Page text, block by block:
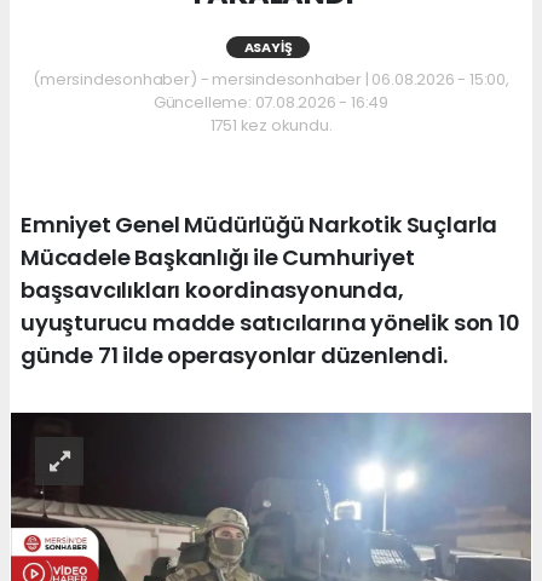
ASAYIŞ
(mersindesonhaber) - mersindesonhaber | 06.08.2026 - 15:00,
Güncelleme: 07.08.2026 - 16:49
1751 kez okundu.
Emniyet Genel Müdürlüğü Narkotik Suçlarla
Mücadele Başkanlığı ile Cumhuriyet
başsavcılıkları koordinasyonunda,
uyuşturucu madde satıcılarına yönelik son 10
günde 71 ilde operasyonlar düzenlendi.